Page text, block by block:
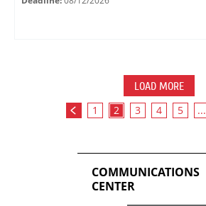
LOAD MORE
1 2 3 4 5 ...
COMMUNICATIONS
CENTER